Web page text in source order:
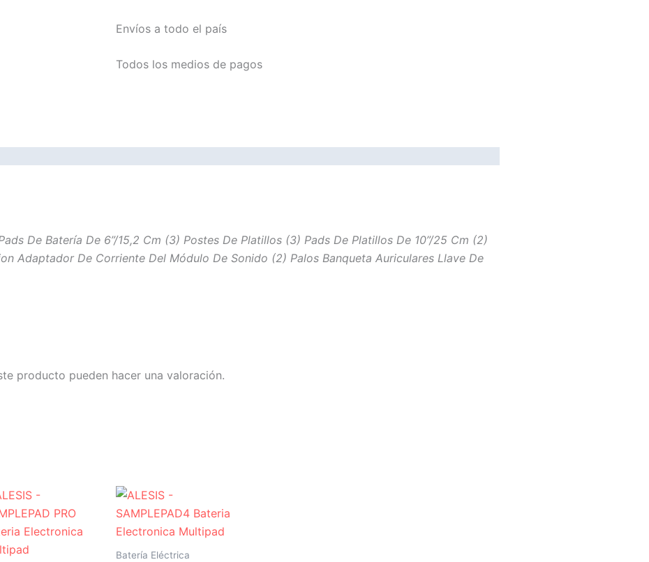
Envíos a todo el país
Todos los medios de pagos
De Batería De 6”/15,2 Cm (3) Postes De Platillos (3) Pads De Platillos De 10”/25 Cm (2)
Adaptador De Corriente Del Módulo De Sonido (2) Palos Banqueta Auriculares Llave De
producto pueden hacer una valoración.
Batería Eléctrica